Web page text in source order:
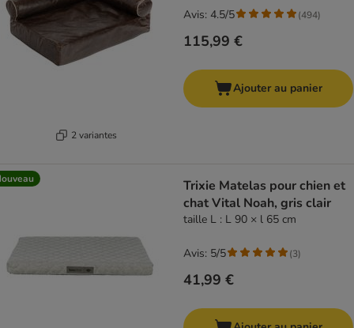
2 variantes
115,99 €
Avis: 4.5/5 (494)
Ajouter au panier
Trixie Matelas pour chien et
chat Vital Noah, gris clair
taille L : L 90 × l 65 cm
41,99 €
Avis: 5/5 (3)